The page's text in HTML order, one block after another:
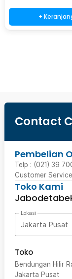
+
Contact
Pembelian
Telp : (021) 39
Customer
Toko Kami
Lokasi
Jakarta Pusat
Toko
Bendungan Hilir
Jakarta Pusat